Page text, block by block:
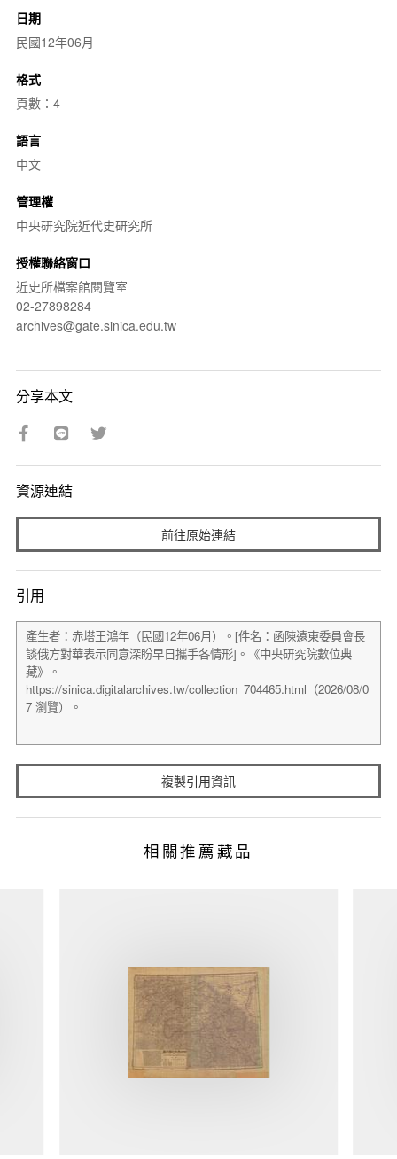
日期
民國12年06月
格式
頁數：4
語言
中文
管理權
中央研究院近代史研究所
授權聯絡窗口
近史所檔案館閱覽室
02-27898284
archives@gate.sinica.edu.tw
分享本文
資源連結
前往原始連結
引用
複製引用資訊
相關推薦藏品